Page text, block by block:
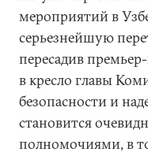
мероприятий в
серьезнейшую
пересадив
в кресло главы
безопасности и
становится
полномочиями, в